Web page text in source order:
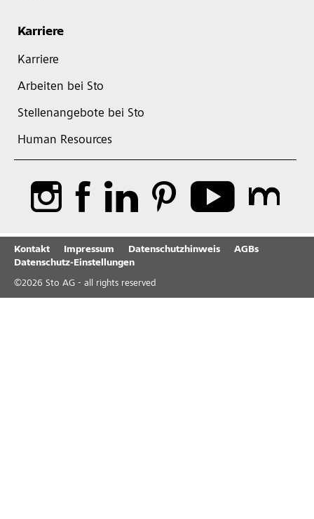
Karriere
Karriere
Arbeiten bei Sto
Stellenangebote bei Sto
Human Resources
Kontakt Impressum Datenschutzhinweis
AGBs
Datenschutz-Einstellungen
©2026 Sto AG - all rights reserved